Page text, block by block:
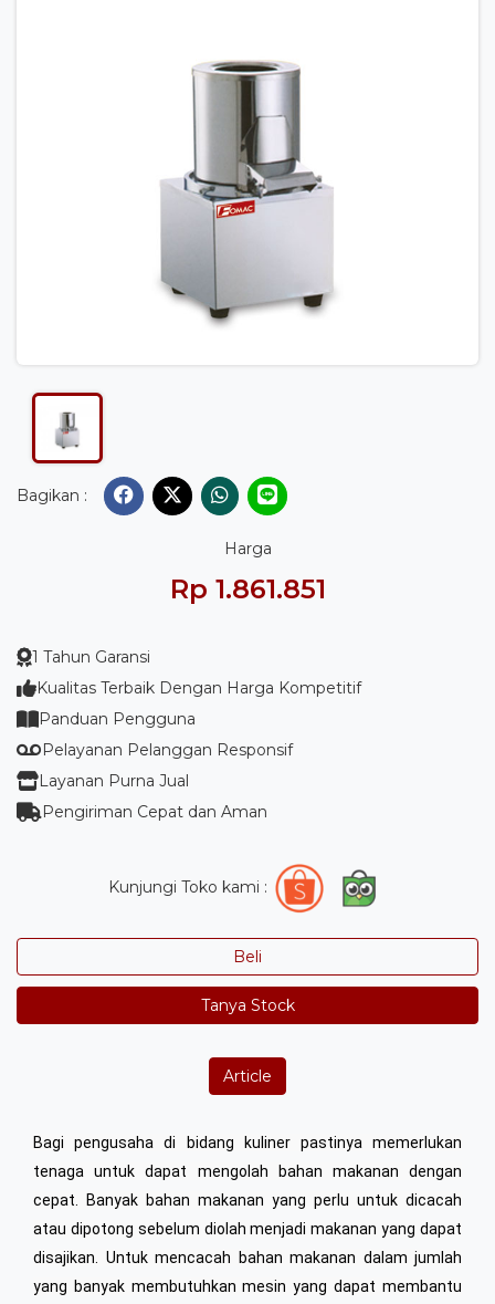
Bagikan :
Harga
Rp 1.861.851
1 Tahun Garansi
Kualitas Terbaik Dengan Harga Kompetitif
Panduan Pengguna
Pelayanan Pelanggan Responsif
Layanan Purna Jual
Pengiriman Cepat dan Aman
Kunjungi Toko kami :
Beli
Tanya Stock
Article
Bagi pengusaha di bidang kuliner pastinya memerlukan
tenaga untuk dapat mengolah bahan makanan dengan
cepat. Banyak bahan makanan yang perlu untuk dicacah
atau dipotong sebelum diolah menjadi makanan yang dapat
disajikan. Untuk mencacah bahan makanan dalam jumlah
yang banyak membutuhkan mesin yang dapat membantu